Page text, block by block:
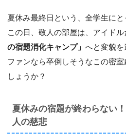
夏休み最終日という、全学生にと
この日、敬人の部屋は、アイド
の宿題消化キャンプ」 へと変貌を
ファンなら卒倒しそうなこの密
しょうか？
夏休みの宿題が終わらない
人の慈悲